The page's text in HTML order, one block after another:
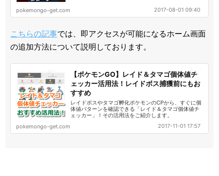
pokemongo-get.com 2017-08-01 09:40
こちらの記事では、即アクセスが可能になるホーム画面
の追加方法について説明しております。
【ポケモンGO】レイド＆タマゴ個体値チ
ェッカー活用法！レイドボス捕獲前にもお
すすめ
レイドボスやタマゴ孵化ポケモンのCPから、すぐに個
体値パターンを確認できる「レイド＆タマゴ個体値チ
ェッカー」！その活用法をご紹介します。
pokemongo-get.com
2017-11-01 17:57